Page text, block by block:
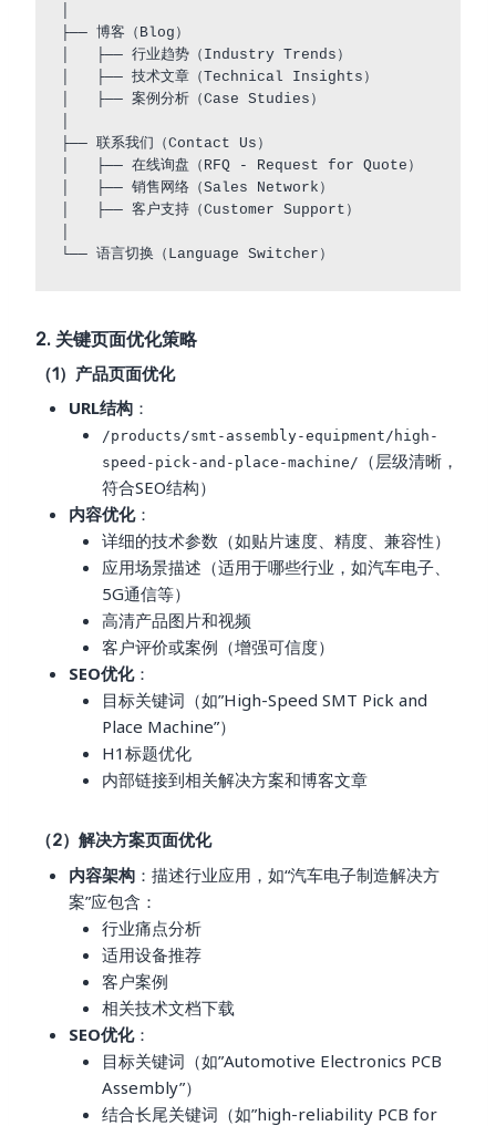
├── 博客（Blog）
│   ├── 行业趋势（Industry Trends）
│   ├── 技术文章（Technical Insights）
│   ├── 案例分析（Case Studies）
├── 联系我们（Contact Us）
│   ├── 在线询盘（RFQ - Request for Quote）
│   ├── 销售网络（Sales Network）
│   ├── 客户支持（Customer Support）
2. 关键页面优化策略
（1）产品页面优化
URL结构 ：
/products/smt-assembly-equipment/high-
speed-pick-and-place-machine/
（层级清晰，
符合SEO结构）
内容优化：
详细的技术参数（如贴片速度、精度、兼容性）
应用场景描述（适用于哪些行业，如汽车电子、
5G通信等）
高清产品图片和视频
客户评价或案例（增强可信度）
SEO优化：
目标关键词（如”High-Speed SMT Pick and
Place Machine”）
H1标题优化
内部链接到相关解决方案和博客文章
（2）解决方案页面优化
内容架构 ：描述行业应用，如“汽车电子制造解决方
案”应包含：
行业痛点分析
适用设备推荐
客户案例
相关技术文档下载
SEO优化：
目标关键词（如”Automotive Electronics PCB
Assembly”）
结合长尾关键词（如”high-reliability PCB for